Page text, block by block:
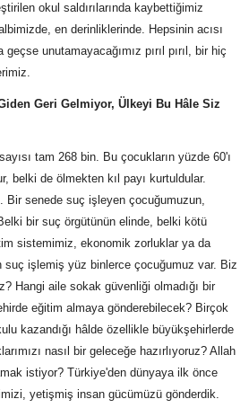
okul saldırılarında kaybettiğimiz
en derinliklerinde. Hepsinin acısı
unutamayacağımız pırıl pırıl, bir hiç
Geri Gelmiyor, Ülkeyi Bu Hâle Siz
tam 268 bin. Bu çocukların yüzde 60'ı
belki de ölmekten kıl payı kurtuldular.
Bir senede suç işleyen çocuğumuzun,
bir suç örgütünün elinde, belki kötü
sistemimiz, ekonomik zorluklar ya da
suç işlemiş yüz binlerce çocuğumuz var. Biz
Hangi aile sokak güvenliği olmadığı bir
eğitim almaya gönderebilecek? Birçok
kazandığı hâlde özellikle büyükşehirlerde
nasıl bir geleceğe hazırlıyoruz? Allah
istiyor? Türkiye'den dünyaya ilk önce
yetişmiş insan gücümüzü gönderdik.